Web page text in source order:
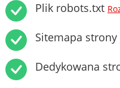
Plik robots.txt
Sitemapa strony
Dedykowana